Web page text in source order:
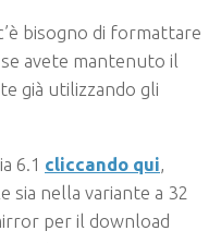
bisogno di formattare
avete mantenuto il
già utilizzando gli
6.1 cliccando qui,
sia nella variante a 32
per il download